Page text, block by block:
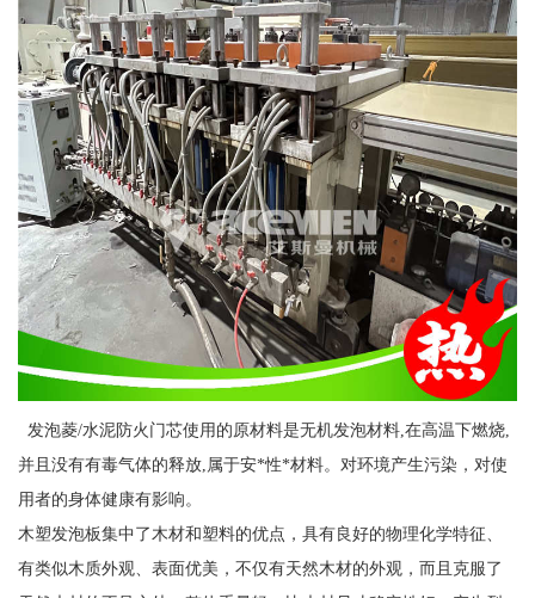
发泡菱/水泥防火门芯使用的原材料是无机发泡材料,在高温下燃烧,
并且没有有毒气体的释放,属于安*性*材料。对环境产生污染，对使
用者的身体健康有影响。
木塑发泡板集中了木材和塑料的优点，具有良好的物理化学特征、
有类似木质外观、表面优美，不仅有天然木材的外观，而且克服了